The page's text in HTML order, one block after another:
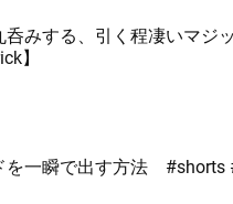
呑みする、引く程凄いマジ
】
を一瞬で出す方法 #shorts